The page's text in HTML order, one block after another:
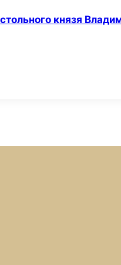
князя